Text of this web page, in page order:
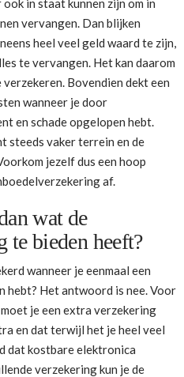
in staat kunnen zijn om in
vervangen. Dan blijken
heel veel geld waard te zijn,
te vervangen. Het kan daarom
Bovendien dekt een
wanneer je door
en schade opgelopen hebt.
steeds vaker terrein en de
jezelf dus een hoop
af.
wat de
te bieden heeft?
wanneer je eenmaal een
hebt? Het antwoord is nee. Voor
je een extra verzekering
en dat terwijl het je heel veel
dat kostbare elektronica
verzekering kun je de